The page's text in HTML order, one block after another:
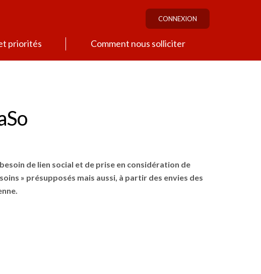
CONNEXION
priorités Comment nous solliciter
de lien social et de prise en considération de
» présupposés mais aussi, à partir des envies des